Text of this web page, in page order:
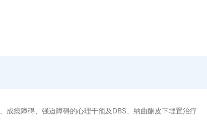
成瘾障碍、强迫障碍的心理干预及DBS、纳曲酮皮下埋置治疗